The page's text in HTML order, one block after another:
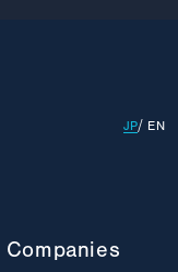
JP EN
Companies